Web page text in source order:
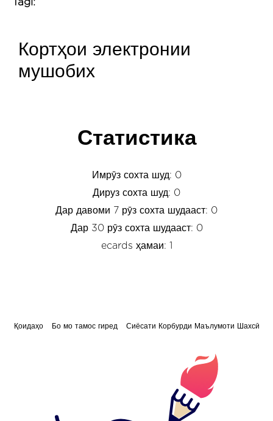
Tagi:
Кортҳои электронии
мушобих
Статистика
Имрӯз сохта шуд: 0
Дируз сохта шуд: 0
Дар давоми 7 рӯз сохта шудааст: 0
Дар 30 рӯз сохта шудааст: 0
ecards ҳамаи: 1
Қоидаҳо Бо мо тамос гиред Сиёсати Корбурди Маълумоти Шахсӣ